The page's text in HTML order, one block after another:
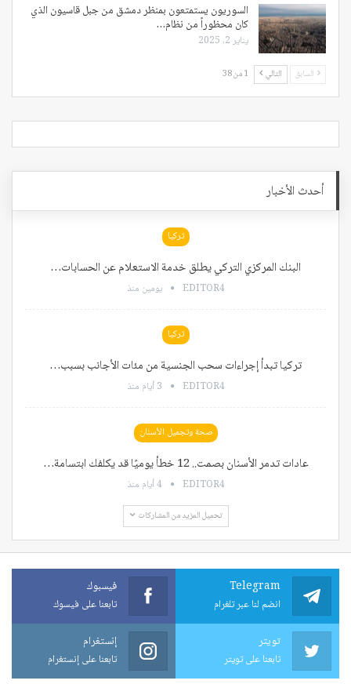
السوريون يستمتعون بمنظر دمشق من جبل قاسيون الذي
كان محظوراً من نظام…
يناير 2, 2025
السابق التالي 1 من 38
أحدث الأخبار
تركيا
البنك المركزي التركي يطلق خدمة الاستعلام عن الحسابات…
EDITOR4 يومين منذ
تركيا
تركيا تبدأ إجراءات سحب الجنسية من مئات الأجانب بسبب…
EDITOR4 3 أيام منذ
صحة وتجميل الأسنان
عادات تدمر الأسنان بصمت.. 12 خطأ يوميًا قد يكلفك ابتسامة…
EDITOR4 4 أيام منذ
تحميل المزيد من المشاركات
Telegram
انضم لنا عبر تلغرام
فيسبوك
تابعنا على فيسوك
تويتر
تابعنا على تويتر
إنستغرام
تابعنا على إنستغرام